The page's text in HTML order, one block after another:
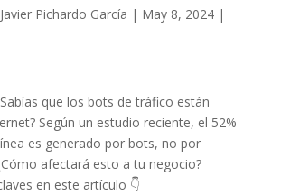
Pichardo García | May 8, 2024|
que los bots de tráfico están
Según un estudio reciente, el 52%
es generado por bots, no por
afectará esto a tu negocio?
en este artículo 👇